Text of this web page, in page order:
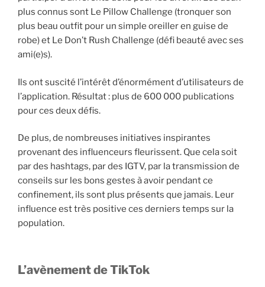
plus connus sont Le Pillow Challenge (tronquer son
plus beau outfit pour un simple oreiller en guise de
robe) et Le Don’t Rush Challenge (défi beauté avec ses
ami(e)s).
Ils ont suscité l’intérêt d’énormément d’utilisateurs de
l’application. Résultat : plus de 600 000 publications
pour ces deux défis.
De plus, de nombreuses initiatives inspirantes
provenant des influenceurs fleurissent. Que cela soit
par des hashtags, par des IGTV, par la transmission de
conseils sur les bons gestes à avoir pendant ce
confinement, ils sont plus présents que jamais. Leur
influence est très positive ces derniers temps sur la
population.
L’avènement de TikTok